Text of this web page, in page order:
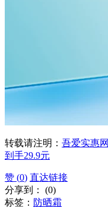
转载请注明： 吾爱实惠网
到手29.9元
赞 (0) 直达链接
分享到： (0)
标签： 防晒霜